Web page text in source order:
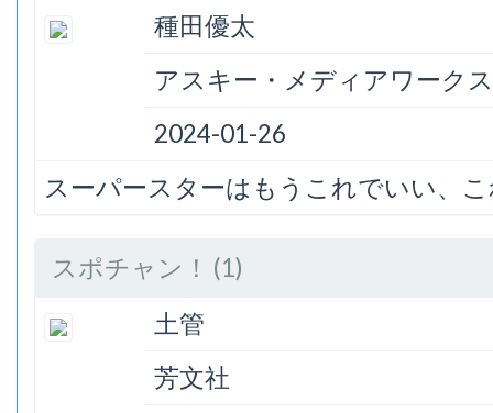
種田優太
アスキー・メディアワークス
2024-01-26
スーパースターはもうこれでいい、
スポチャン！ (1)
土管
芳文社